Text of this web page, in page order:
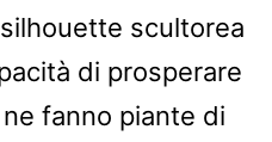
scultorea
di prosperare
fanno piante di